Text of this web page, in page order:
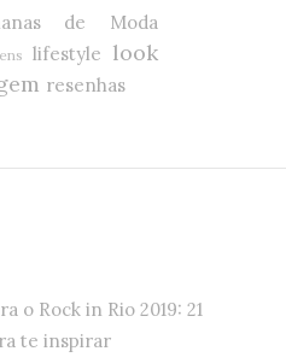
de Moda
lifestyle look
resenhas
o Rock in Rio 2019: 21
te inspirar